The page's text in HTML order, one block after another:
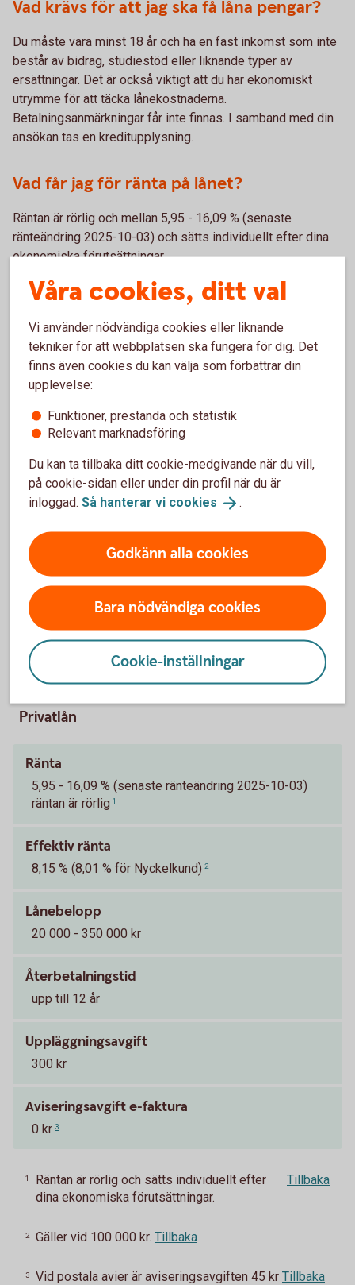
Vad krävs för att jag ska få låna pengar?
Du måste vara minst 18 år och ha en fast inkomst som inte
består av bidrag, studiestöd eller liknande typer av
ersättningar. Det är också viktigt att du har ekonomiskt
utrymme för att täcka lånekostnaderna.
Betalningsanmärkningar får inte finnas. I samband med din
ansökan tas en kreditupplysning.
Vad får jag för ränta på lånet?
Räntan är rörlig och mellan 5,95 - 16,09 % (senaste
ränteändring 2025-10-03) och sätts individuellt efter dina
ekonomiska förutsättningar.
När får jag mina pengar?
Om du har ansökt online och din ansökan har blivit godkänd,
kommer pengarna att sättas in direkt på ditt konto under
vardagar före kl. 18:00.
Kan jag höja mitt befintliga lån?
Du kan göra detta genom att ansöka om ett nytt lån och
välja att betala av dina befintliga lån och krediter.
Höja bolån? Ring 0771-22 11 22
Hitta dittbankkontor
Pris och ränta Privatlån
Privatlån
Ränta
5,95 - 16,09 % (senaste ränteändring 2025-10-03)
räntan är rörlig 1
Effektiv ränta
8,15 % (8,01 % för Nyckelkund) 2
Lånebelopp
20 000 - 350 000 kr
Återbetalningstid
upp till 12 år
Uppläggningsavgift
300 kr
Aviseringsavgift e-faktura
0 kr 3
1
Räntan är rörlig och sätts individuellt efter
dina ekonomiska förutsättningar.
Tillbaka
2 Gäller vid 100 000 kr. Tillbaka
3 Vid postala avier är aviseringsavgiften 45 kr Tillbaka
Våra cookies, ditt val
Vi använder nödvändiga cookies eller liknande
tekniker för att webbplatsen ska fungera för dig. Det
finns även cookies du kan välja som förbättrar din
upplevelse:
Funktioner, prestanda och statistik
Relevant marknadsföring
Du kan ta tillbaka ditt cookie-medgivande när du vill,
på cookie-sidan eller under din profil när du är
inloggad. Så hanterar vi cookies .
Godkänn alla cookies
Bara nödvändiga cookies
Cookie-inställningar